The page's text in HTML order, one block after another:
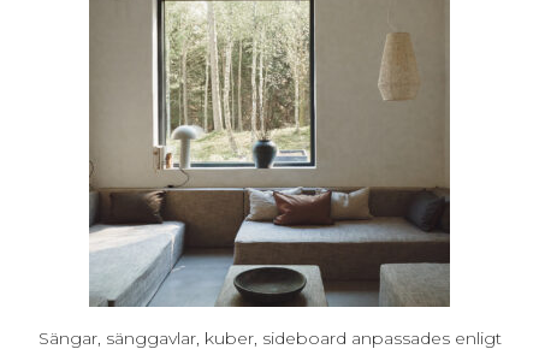
Sängar, sänggavlar, kuber, sideboard anpassades enligt